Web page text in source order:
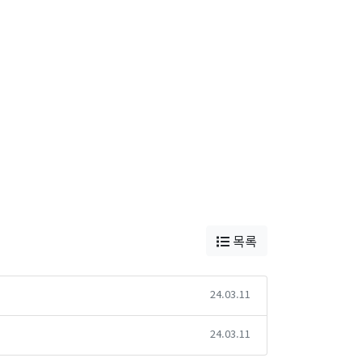
목록
24.03.11
24.03.11